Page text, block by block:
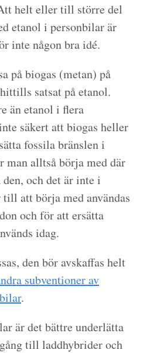
helt eller till större del
etanol i personbilar är
inte någon bra idé.
på biogas (metan) på
satsat på etanol.
än etanol i flera
säkert att biogas heller
fossila bränslen i
man alltså börja med där
och det är inte i
att börja med användas
och för att ersätta
idag.
den bör avskaffas helt
subventioner av
.
är det bättre underlätta
till laddhybrider och